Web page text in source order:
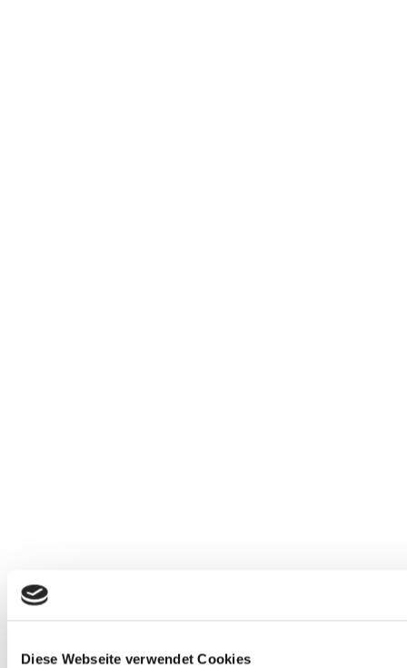
Diese Webseite verwendet Cookies